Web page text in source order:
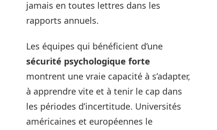
jamais en toutes lettres dans les
rapports annuels.
Les équipes qui bénéficient d’une
sécurité psychologique forte
montrent une vraie capacité à s’adapter,
à apprendre vite et à tenir le cap dans
les périodes d’incertitude. Universités
américaines et européennes le